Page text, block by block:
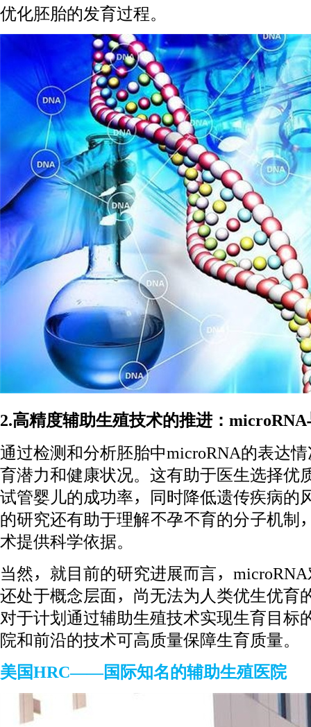
优化胚胎的发育过程。
2.高精度辅助生殖技术的推进：
通过检测和分析胚胎中microRNA的表达
育潜力和健康状况。这有助于医生选择优
试管婴儿的成功率，同时降低遗传疾病的
的研究还有助于理解不孕不育的分子机制
术提供科学依据。
当然，就目前的研究进展而言，
还处于概念层面，尚无法为人类优生优育
对于计划通过辅助生殖技术实现生育目标
院和前沿的技术可高质量保障生育质量。
美国HRC——国际知名的辅助生殖医院